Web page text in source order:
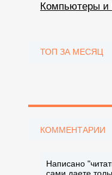
Компьютеры и
ТОП ЗА МЕСЯЦ
КОММЕНТАРИИ
Написано